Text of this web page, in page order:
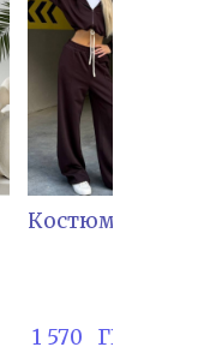
Костюм "Ю.КР-
1 570   ГРН